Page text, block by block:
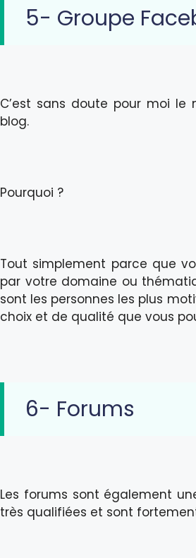
5- Groupe
C’est sans doute pour moi
blog.
Pourquoi ?
Tout simplement parce que
par votre domaine ou
sont les personnes les plus
choix et de qualité que vous
6- Forums
Les forums sont également
très qualifiées et sont